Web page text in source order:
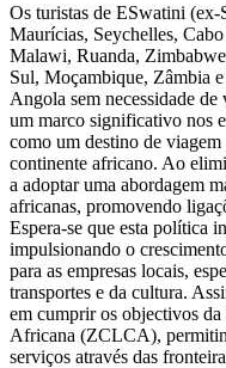
Os turistas de ESwatini
Maurícias, Seychelles,
Malawi, Ruanda,
Sul, Moçambique, Zâmbia
Angola sem necessidade
um marco significativo nos
como um destino de
continente africano. Ao
a adoptar uma abordagem
africanas, promovendo
Espera-se que esta política
impulsionando o
para as empresas locais,
transportes e da cultura.
em cumprir os objectivos
Africana (ZCLCA),
serviços através das